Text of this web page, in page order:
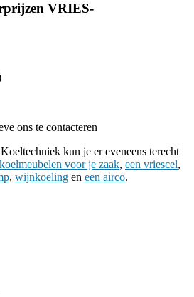
VRIES-
ons te contacteren
kun je er eveneens terecht
koelmeubelen voor je zaak, een vriescel,
, wijnkoeling en een airco.